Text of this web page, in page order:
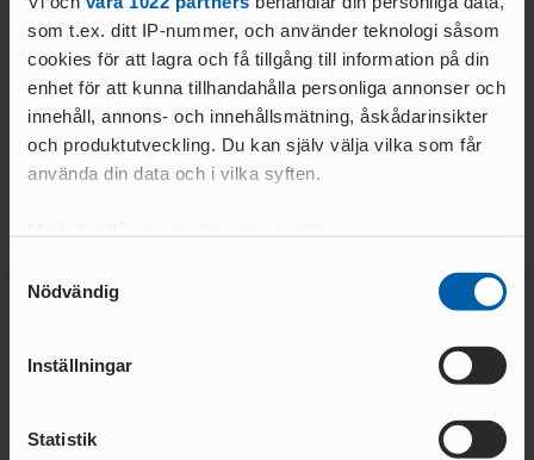
som t.ex. ditt IP-nummer, och använder teknologi såsom
cookies för att lagra och få tillgång till information på din
enhet för att kunna tillhandahålla personliga annonser och
innehåll, annons- och innehållsmätning, åskådarinsikter
och produktutveckling. Du kan själv välja vilka som får
använda din data och i vilka syften.
som kan ha en noggrannhet på upp till flera meter
Ta reda på mer om hur dina personliga uppgifter
Du kan ändra eller dra tillbaka ditt samtycke när som
Nödvändig
Inställningar
Statistik
08 JULI 2026 | 16:01
RM 19-20 september i Bålsta
LÄS MER
24 JUNI 2026 | 10:24
MITTMEET 2026
LÄS MER